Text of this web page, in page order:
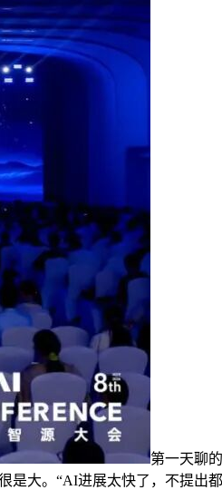
第一天聊
是大。“AI进展太快了，不提出